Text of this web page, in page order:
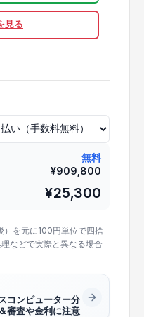
見る
無料
¥909,800
¥25,300
を元に100円単位で四捨
などで実際と異なる場合
コンピューター分
審査や金利に注意